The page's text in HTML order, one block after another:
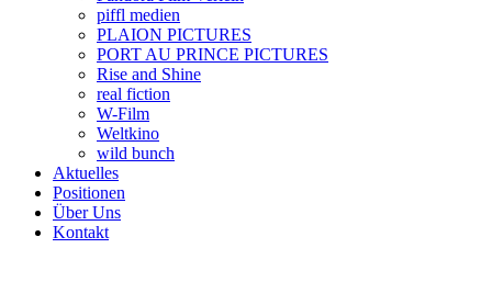
piffl medien
PLAION PICTURES
PORT AU PRINCE PICTURES
Rise and Shine
real fiction
W-Film
Weltkino
wild bunch
Aktuelles
Positionen
Über Uns
Kontakt